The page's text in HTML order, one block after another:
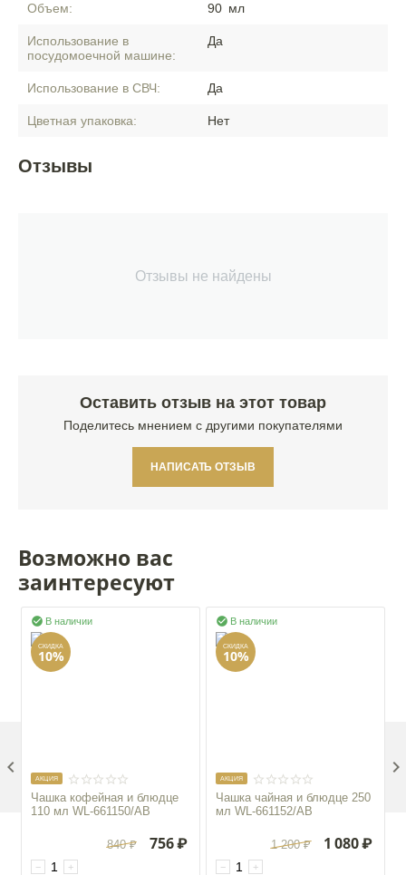
Объем: 90 мл
Использование в
посудомоечной машине:
Да
Использование в СВЧ: Да
Цветная упаковка: Нет
Отзывы
Отзывы не найдены
Оставить отзыв на этот товар
Поделитесь мнением с другими покупателями
НАПИСАТЬ ОТЗЫВ
Возможно вас
заинтересуют
В наличии

СКИДКА
10%
AКЦИЯ
Чашка кофейная и блюдце
110 мл WL‑661150/AB
+
−
840 ₽ 756₽
В наличии

СКИДКА
10%
AКЦИЯ
Чашка чайная и блюдце 250
мл WL‑661152/AB
+
−
1 200 ₽ 1 080₽
 